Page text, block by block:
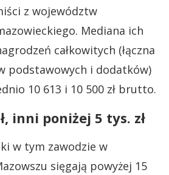
z województw
Mediana ich
całkowitych (łączna
podstawowych i dodatków)
10 613 i 10 500 zł brutto.
inni poniżej 5 tys. zł
w tym zawodzie w
sięgają powyżej 15